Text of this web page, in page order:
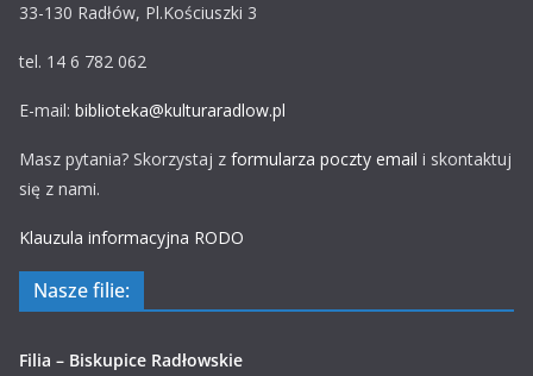
33-130 Radłów, Pl.Kościuszki 3
tel. 14 6 782 062
E-mail: biblioteka@kulturaradlow.pl
Masz pytania? Skorzystaj z formularza poczty email i skontaktuj
się z nami.
Klauzula informacyjna RODO
Nasze filie:
Filia – Biskupice Radłowskie